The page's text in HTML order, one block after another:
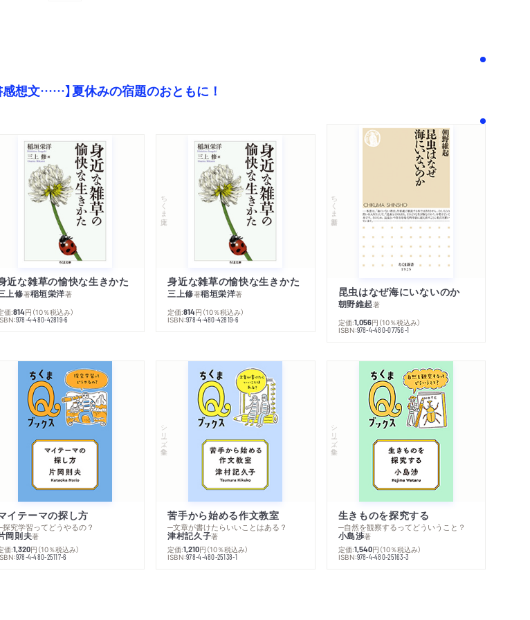
感想文……】夏休みの宿題のおともに！
近な雑草の愉快な生きかた
上修著稲垣栄洋著
価:814円 （10％税込み）
978-4-480-42819-6
ちくま文庫
身近な雑草の愉快な生きかた
三上修著稲垣栄洋著
定価:814円 （10％税込み）
ISBN:978-4-480-42819-6
ちくま新書
昆虫はなぜ海にいないのか
朝野維起著
定価:1,056円 （10％税込み）
ISBN:978-4-480-07756-1
イテーマの探し方
究学習ってどうやるの？
岡則夫著
価:1,320円 （10％税込み）
978-4-480-25117-6
シリーズ・全集
苦手から始める作文教室
─文章が書けたらいいことはある？
津村記久子著
定価:1,210円 （10％税込み）
ISBN:978-4-480-25138-1
シリーズ・全集
生きものを探究する
─自然を観察するってどういうこと？
小島渉著
定価:1,540円 （10％税込み）
ISBN:978-4-480-25163-3